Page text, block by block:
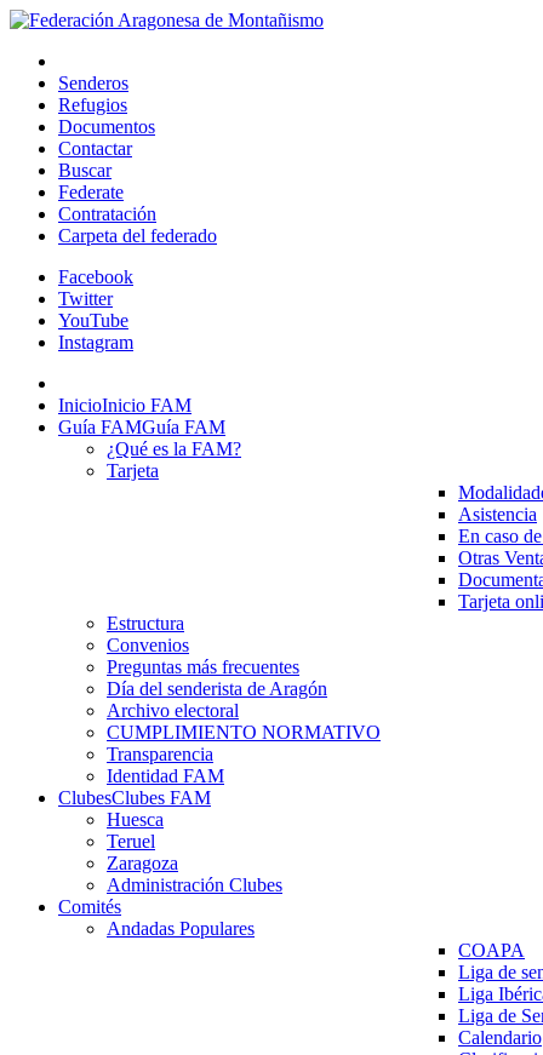
Senderos
Refugios
Documentos
Contactar
Buscar
Federate
Contratación
Carpeta del federado
Facebook
Twitter
YouTube
Instagram
InicioInicio FAM
Guía FAMGuía FAM
¿Qué es la FAM?
Tarjeta
Asistencia
En caso
Otras
Tarjeta
Estructura
Convenios
Preguntas más frecuentes
Día del senderista de Aragón
Archivo electoral
CUMPLIMIENTO NORMATIVO
Transparencia
Identidad FAM
ClubesClubes FAM
Huesca
Teruel
Zaragoza
Administración Clubes
Comités
Andadas Populares
COAPA
Liga de
Liga
Liga de
Calendario